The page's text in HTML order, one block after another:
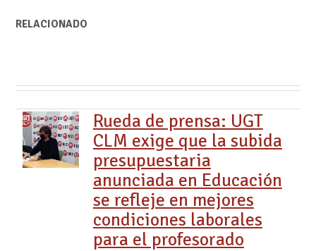
RELACIONADO
Rueda de prensa: UGT
CLM exige que la subida
presupuestaria
anunciada en Educación
se refleje en mejores
condiciones laborales
para el profesorado